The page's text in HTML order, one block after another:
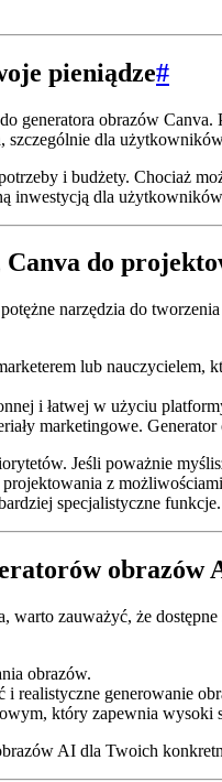
pieniądze#
generatora obrazów
dla
i budżety. Chociaż
inwestycją dla
do
narzędzia do
lub
i łatwej w użyciu
marketingowe.
Jeśli poważnie
z
specjalistyczne funkcje.
obrazów
warto zauważyć, że
obrazów.
realistyczne generowanie
który zapewnia wysoki
AI dla Twoich